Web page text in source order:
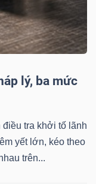
lý, ba mức
tra khởi tố lãnh
yết lớn, kéo theo
trên...